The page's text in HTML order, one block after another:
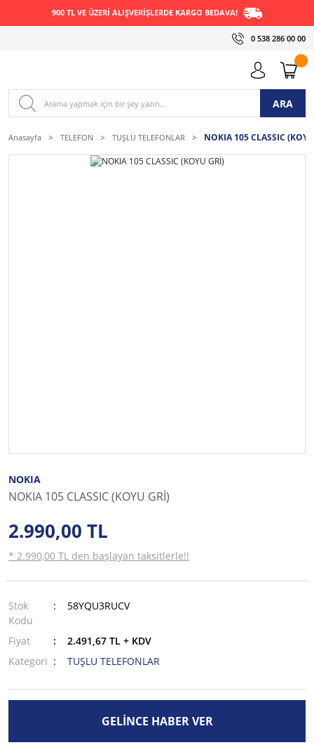
900 TL VE ÜZERİ ALIŞVERİŞLERDE KARGO BEDAVA!
0 538 286 00 00
ARA
Anasayfa TELEFON TUŞLU TELEFONLAR NOKIA 105 CLASSIC
NOKIA
NOKIA 105 CLASSIC (KOYU GRİ)
2.990,00 TL
* 2.990,00 TL den başlayan taksitlerle!!
Stok
Kodu
58YQU3RUCV
Fiyat
2.491,67 TL + KDV
Kategori
TUŞLU TELEFONLAR
GELİNCE HABER VER